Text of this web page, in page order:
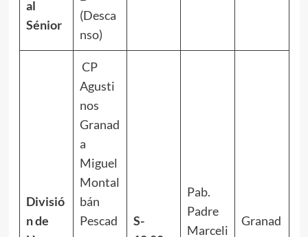
al
Sénior
(Desca
nso)
Divisió
n de
CP
Agusti
nos
Granad
a
Miguel
Montal
bán
Pescad
S-
Pab.
Padre
Marceli
Granad